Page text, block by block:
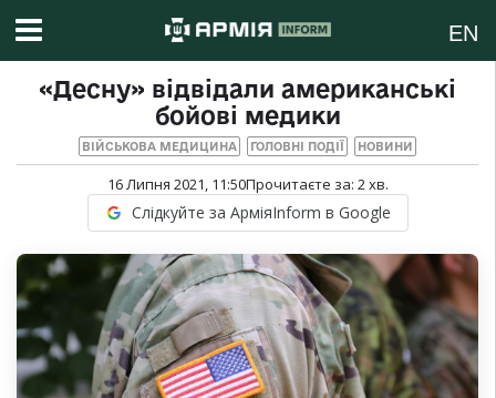
EN
«Десну» відвідали американські
бойові медики
ВІЙСЬКОВА МЕДИЦИНА ГОЛОВНІ ПОДІЇ НОВИНИ
16 Липня 2021, 11:50Прочитаєте за: 2хв.
Слідкуйте за АрміяInform в Google